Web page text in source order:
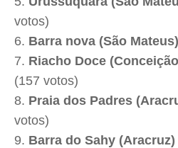
votos)
Barra nova (São
Riacho Doce
(157 votos)
Praia dos Padres
votos)
Barra do Sahy